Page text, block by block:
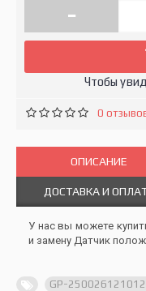
-
Чтобы
0
ОПИСАНИЕ
ДОСТАВКА И
У нас вы можете
и замену Датчик
GP-